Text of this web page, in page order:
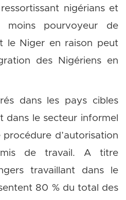
nigérians et
moins pourvoyeur de
le Niger en raison peut
des Nigériens en
dans les pays cibles
dans le secteur informel
d’autorisation
de travail. A titre
travaillant dans le
80 % du total des